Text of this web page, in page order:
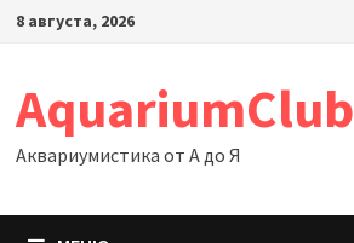
Перейти
8 августа, 2026
AquariumClub
Аквариумистика от А до Я